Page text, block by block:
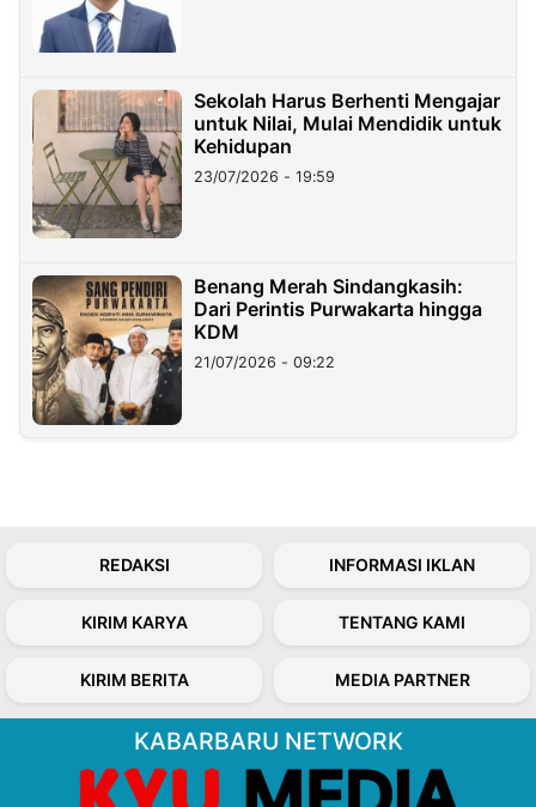
Sekolah Harus Berhenti Mengajar
untuk Nilai, Mulai Mendidik untuk
Kehidupan
23/07/2026 - 19:59
Benang Merah Sindangkasih:
Dari Perintis Purwakarta hingga
KDM
21/07/2026 - 09:22
REDAKSI INFORMASI IKLAN
KIRIM KARYA TENTANG KAMI
KIRIM BERITA MEDIA PARTNER
KABARBARU NETWORK